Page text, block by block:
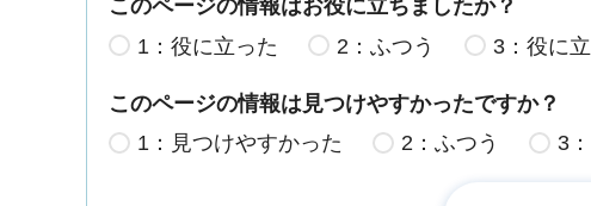
このページの情報はお役に立ちましたか？
1：役に立った
2：ふつう 3：役に
このページの情報は見つけやすかったですか？
1：見つけやすかった
2：ふつう 3